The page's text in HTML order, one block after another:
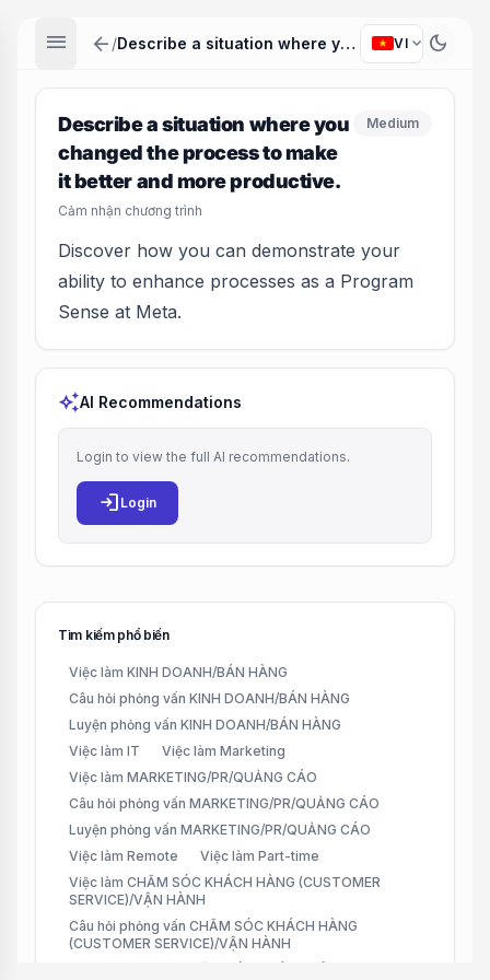
menu arrow_back / Describe a situation where you changed the process to make it better and more productive. VI expand_more dark_mode
Describe a situation where you
changed the process to make
it better and more productive.
Cảm nhận chương trình
Medium
Discover how you can demonstrate your
ability to enhance processes as a Program
Sense at Meta.
auto_awesomeAI Recommendations
Login to view the full AI recommendations.
login Login
Tìm kiếm phổ biến
Việc làm KINH DOANH/BÁN HÀNG
Câu hỏi phỏng vấn KINH DOANH/BÁN HÀNG
Luyện phỏng vấn KINH DOANH/BÁN HÀNG
Việc làm IT
Việc làm Marketing
Việc làm MARKETING/PR/QUẢNG CÁO
Câu hỏi phỏng vấn MARKETING/PR/QUẢNG CÁO
Luyện phỏng vấn MARKETING/PR/QUẢNG CÁO
Việc làm Remote
Việc làm Part-time
Việc làm CHĂM SÓC KHÁCH HÀNG (CUSTOMER
SERVICE)/VẬN HÀNH
Câu hỏi phỏng vấn CHĂM SÓC KHÁCH HÀNG
(CUSTOMER SERVICE)/VẬN HÀNH